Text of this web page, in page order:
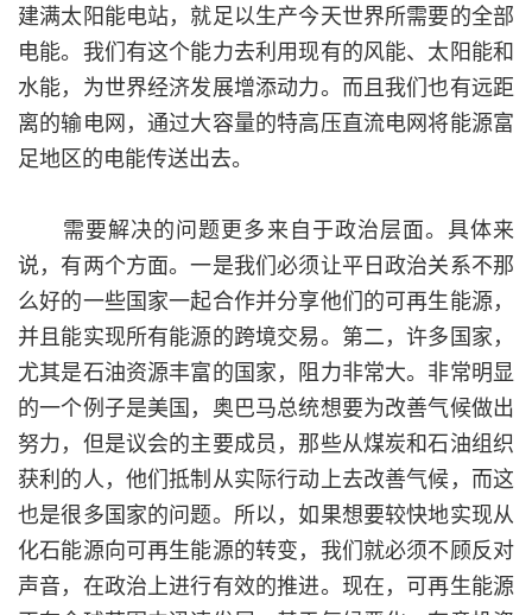
建满太阳能电站，就足以生产今天世界所需要的全部
电能。我们有这个能力去利用现有的风能、太阳能和
水能，为世界经济发展增添动力。而且我们也有远距
离的输电网，通过大容量的特高压直流电网将能源富
足地区的电能传送出去。
需要解决的问题更多来自于政治层面。具体来
说，有两个方面。一是我们必须让平日政治关系不那
么好的一些国家一起合作并分享他们的可再生能源，
并且能实现所有能源的跨境交易。第二，许多国家，
尤其是石油资源丰富的国家，阻力非常大。非常明显
的一个例子是美国，奥巴马总统想要为改善气候做出
努力，但是议会的主要成员，那些从煤炭和石油组织
获利的人，他们抵制从实际行动上去改善气候，而这
也是很多国家的问题。所以，如果想要较快地实现从
化石能源向可再生能源的转变，我们就必须不顾反对
声音，在政治上进行有效的推进。现在，可再生能源